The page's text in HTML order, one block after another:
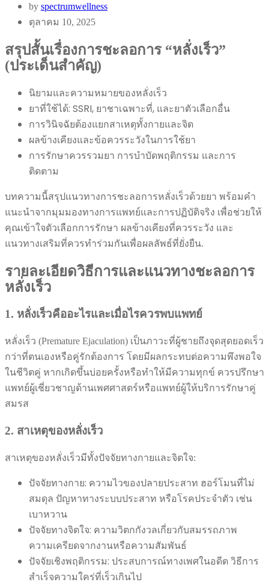
by spectrumwellness
ตุลาคม 10, 2025
สรุปสั้นเรื่องการชะลอการ “หลั่งเร็ว”
(ประเด็นสำคัญ)
นิยามและความหมายของหลั่งเร็ว
ยาที่ใช้ได้: SSRI, ยาชาเฉพาะที่, และยาตัวเลือกอื่น
การวินิจฉัยต้องแยกสาเหตุทั้งกายและจิต
ผลข้างเคียงและข้อควรระวังในการใช้ยา
การรักษาควรรวมยา การบำบัดพฤติกรรม และการ
ติดตาม
บทความนี้สรุปแนวทางการชะลอการหลั่งเร็วด้วยยา พร้อมคำ
แนะนำจากมุมมองทางการแพทย์และการปฏิบัติจริง เพื่อช่วยให้
คุณเข้าใจตัวเลือกการรักษา ผลข้างเคียงที่ควรระวัง และ
แนวทางเสริมที่ควรทำร่วมกันเพื่อผลลัพธ์ที่ยั่งยืน.
รายละเอียดวิธีการและแนวทางชะลอการ
หลั่งเร็ว
1. หลั่งเร็วคืออะไรและเมื่อไรควรพบแพทย์
หลั่งเร็ว (Premature Ejaculation) เป็นภาวะที่ผู้ชายถึงจุดสุดยอดเร็ว
กว่าที่ตนเองหรือคู่รักต้องการ โดยมีผลกระทบต่อความพึงพอใจ
ในชีวิตคู่ หากเกิดขึ้นบ่อยครั้งหรือทำให้มีความทุกข์ ควรปรึกษา
แพทย์ผู้เชี่ยวชาญด้านเพศศาสตร์หรือแพทย์ผู้ให้บริการรักษาคู่
สมรส
2. สาเหตุของหลั่งเร็ว
สาเหตุของหลั่งเร็วมีทั้งปัจจัยทางกายและจิตใจ:
ปัจจัยทางกาย: ความไวของปลายประสาท ฮอร์โมนที่ไม่
สมดุล ปัญหาทางระบบประสาท หรือโรคประจำตัว เช่น
เบาหวาน
ปัจจัยทางจิตใจ: ความวิตกกังวลเกี่ยวกับสมรรถภาพ
ความเครียดจากงานหรือความสัมพันธ์
ปัจจัยเชิงพฤติกรรม: ประสบการณ์ทางเพศในอดีต วิธีการ
สำเร็จความใคร่ที่เร็วเกินไป